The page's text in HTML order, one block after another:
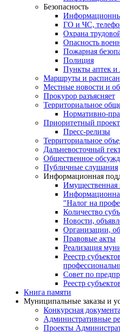
Безопасность
ГО и ЧС,
Охрана
Опасность
Пожарная
Полиция
Пункты аптек
Маршруты и
Местные новости и
Прокурор разъясняет
Территориальное
Нормативно-
Приоритетный
Пресс-релизы
Территориальное
Дальневосточный
Общественное
Публичные слушания
Информационная
Имущественная
"Налог на
Количество
Новости,
Организации,
Правовые акты
Реализация
Реестр
Совет по
Реестр
Книга памяти
Муниципальные заказы и
Конкурсная
Административные
Проекты